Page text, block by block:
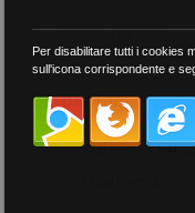
meno recenti
per tag
##DS
Per disabilitare tutti i cookies
sull'icona corrispondente e